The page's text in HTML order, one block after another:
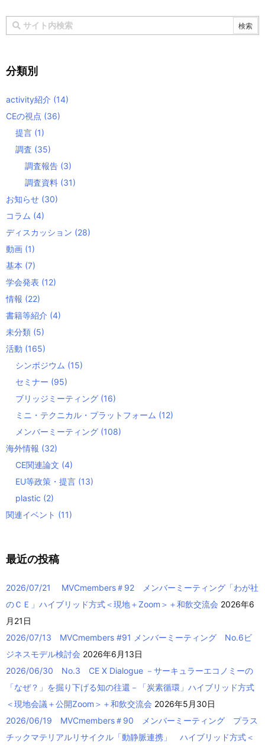
分類別
activity紹介 (14)
CEの視点 (36)
提言 (1)
調査 (35)
調査報告 (3)
調査資料 (31)
お知らせ (30)
コラム (4)
ディスカッション (28)
動画 (1)
基本 (7)
学会発表 (12)
情報 (22)
書籍等紹介 (4)
未分類 (5)
活動 (165)
シンポジウム (15)
セミナー (95)
ブリッジミーティング (16)
ミニ・テクニカル・プラットフォーム (12)
メンバーミーティング (108)
海外情報 (32)
CE関連論文 (4)
EU等政策・提言 (13)
plastic (2)
関連イベント (11)
最近の投稿
2026/07/21 MVCmembers＃92 メンバーミーティング「わが社
のＣＥ」ハイブリッド方式＜現地＋Zoom＞＋和飲交流会 2026年6
月21日
2026/07/13 MVCmembers #91 メンバーミーティング No.6ビ
ジネスモデル検討会 2026年6月13日
2026/06/30 No.3 CE X Dialogue －サーキュラーエコノミーの
「なぜ？」を掘り下げる知の往還－「炭素循環」ハイブリッド方式
＜現地会議＋公開Zoom＞＋和飲交流会 2026年5月30日
2026/06/19 MVCmembers＃90 メンバーミーティング プラス
チックマテリアルリサイクル「動静脈連携」 ハイブリッド方式＜